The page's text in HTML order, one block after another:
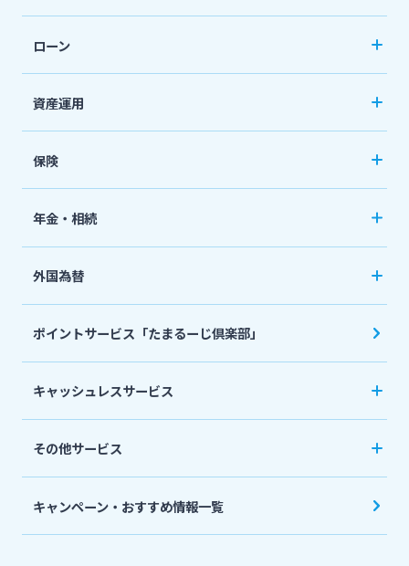
個人向けネットバンキングサービス「いっちゃ
ねっと」
普通預金など
定期預金
ローン
おまとめローン
「おまとめ1（ワン）」
住宅ローン
フリーローン
マイカーローン
ローンシミュレーション
資産運用
国債
保険
ネット定期保険
ネット医療保険
死亡保険（生命保険）
生命保険
年金・相続
国民年金基金
個人型確定拠出年金（iDeCo）
相続関連サービス
外国為替
外貨両替・円建小切手取立
外貨預金
ポイントサービス「たまるーじ倶楽部」
キャッシュレスサービス
みやぎんPay
その他サービス
ペイジー口座振替受付サービス
キャンペーン・おすすめ情報一覧